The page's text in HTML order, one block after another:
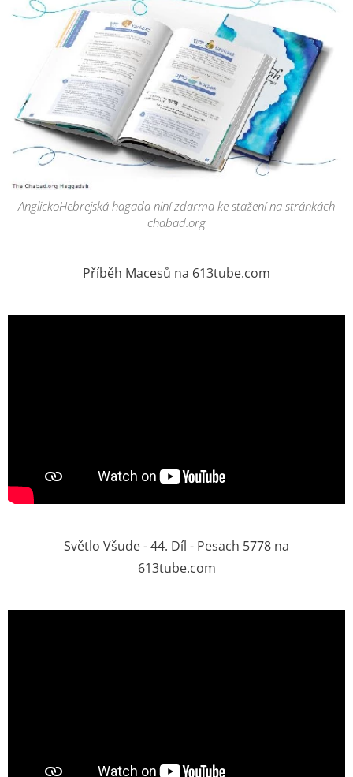
AnglickoHebrejská hagada niní zdarma ke stažení na stránkách
chabad.org
Příběh Macesů na 613tube.com
Světlo Všude - 44. Díl - Pesach 5778 na
613tube.com